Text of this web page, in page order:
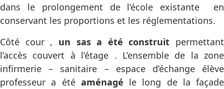
dans le prolongement de l’école existante en
conservant les proportions et les réglementations.
Côté cour , un sas a été construit permettant
l’accès couvert à l’étage . L’ensemble de la zone
infirmerie – sanitaire – espace d’échange élève
professeur a été aménagé le long de la façade